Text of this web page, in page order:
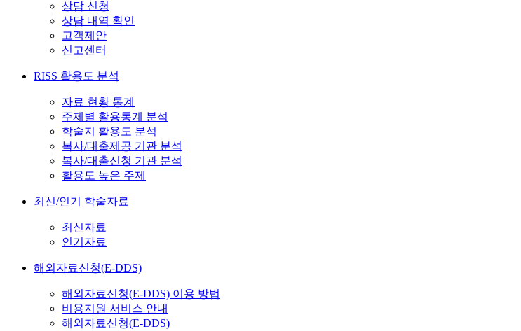
상담 신청
상담 내역 확인
고객제안
신고센터
RISS 활용도 분석
자료 현황 통계
주제별 활용통계 분석
학술지 활용도 분석
복사/대출제공 기관 분석
복사/대출신청 기관 분석
활용도 높은 주제
최신/인기 학술자료
최신자료
인기자료
해외자료신청(E-DDS)
해외자료신청(E-DDS) 이용 방법
비용지원 서비스 안내
해외자료신청(E-DDS)